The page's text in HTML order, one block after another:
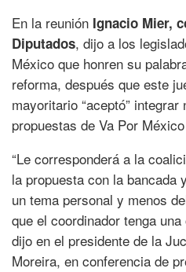
En la reunión Ignacio Mier,
Diputados, dijo a los
México que honren su
reforma, después que este
mayoritario “aceptó”
propuestas de Va Por
“Le corresponderá a la
la propuesta con la bancada
un tema personal y menos
que el coordinador tenga
dijo en el presidente de la
Moreira, en conferencia de